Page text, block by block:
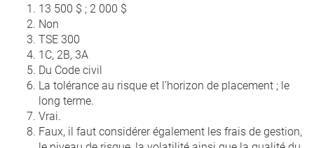
13 500 $ ; 2 000 $
Non
TSE 300
1C, 2B, 3A
Du Code civil
La tolérance au risque et l’horizon de placement ; le
long terme.
Vrai.
Faux, il faut considérer également les frais de gestion,